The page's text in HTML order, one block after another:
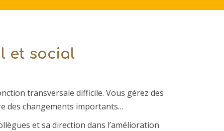
et social
transversale difficile. Vous gérez des
des changements importants…
et sa direction dans l’amélioration